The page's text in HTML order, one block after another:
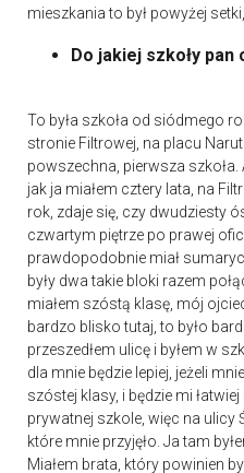
mieszkania to był powyżej
Do jakiej szkoły pan
To była szkoła od siódmego
stronie Filtrowej, na placu
powszechna, pierwsza szkoła.
jak ja miałem cztery lata, na
rok, zdaje się, czy dwudziesty
czwartym piętrze po prawej
prawdopodobnie miał
były dwa takie bloki razem
miałem szóstą klasę, mój
bardzo blisko tutaj, to było
przeszedłem ulicę i byłem w
dla mnie będzie lepiej, jeżeli
szóstej klasy, i będzie mi
prywatnej szkole, więc na ulicy
które mnie przyjęło. Ja tam
Miałem brata, który powinien